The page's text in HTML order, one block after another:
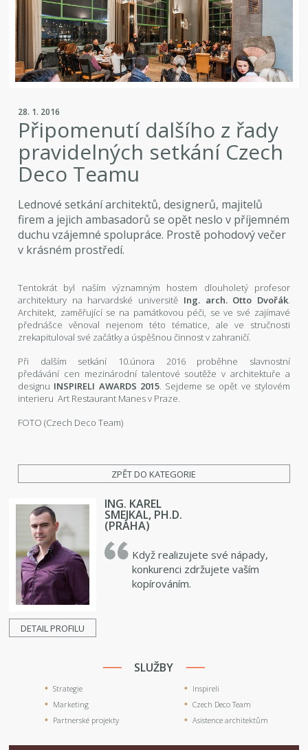
28. 1. 2016
Připomenutí dalšího z řady
pravidelných setkání Czech
Deco Teamu
Lednové setkání architektů, designerů, majitelů
firem a jejich ambasadorů se opět neslo v příjemném
duchu vzájemné spolupráce. Prostě pohodový večer
v krásném prostředí.
Tentokrát byl naším významným hostem dlouholetý profesor
architektury na harvardské universitě Ing. arch. Otto Dvořák.
Architekt, zaměřující se na památkovou péči, se ve své zajímavé
přednášce věnoval nejenom této tématice, ale ve stručnosti
zrekapituloval své začátky a úspěšnou činnost v zahraničí.
Při dalším setkání 10.února 2016 proběhne slavnostní
předávání cen mezinárodní talentové soutěže v architektuře a
designu INSPIRELI AWARDS 2015. Sejdeme se opět ve stylovém
interieru Art Restaurant Manes v Praze.
FOTO (Czech Deco Team)
ZPĚT DO KATEGORIE
DETAIL PROFILU
ING. KAREL
SMEJKAL, PH.D.
(PRAHA)
Když realizujete své nápady,
konkurenci zdržujete vaším
kopírováním.
SLUŽBY
Strategie
Marketing
Partnerské projekty
Inspireli
Czech Deco Team
Asistence architektům